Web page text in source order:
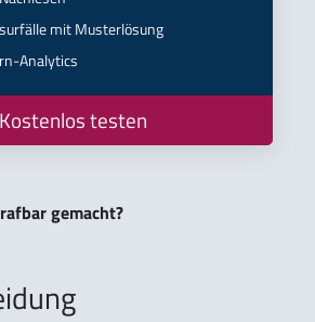
mit Musterlösung
Analytics
Kostenlos testen
gemacht?